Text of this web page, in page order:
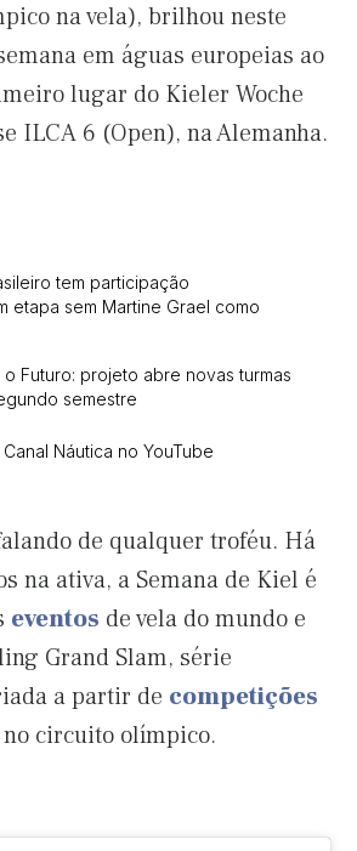
na vela), brilhou neste
em águas europeias ao
lugar do Kieler Woche
ILCA 6 (Open), na Alemanha.
tem participação
etapa sem Martine Grael como
Futuro: projeto abre novas turmas
semestre
Náutica no YouTube
de qualquer troféu. Há
na ativa, a Semana de Kiel é
eventos de vela do mundo e
Grand Slam, série
a partir de competições
circuito olímpico.